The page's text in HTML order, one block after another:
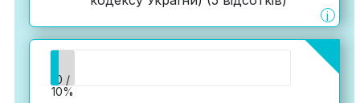
i
0 /
10%